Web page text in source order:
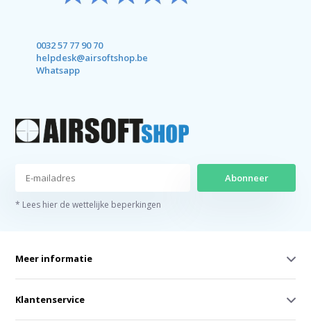
0032 57 77 90 70
helpdesk@airsoftshop.be
Whatsapp
Abonneer
* Lees hier de wettelijke beperkingen
Meer informatie
Klantenservice